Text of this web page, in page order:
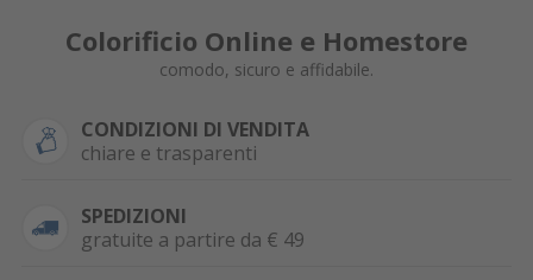
Colorificio Online e Homestore
comodo, sicuro e affidabile.
CONDIZIONI DI VENDITA
chiare e trasparenti
SPEDIZIONI
gratuite a partire da € 49